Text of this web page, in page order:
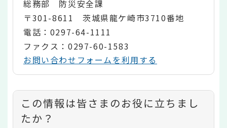
総務部 防災安全課
〒301-8611 茨城県龍ケ崎市3710番地
電話：0297-64-1111
ファクス：0297-60-1583
お問い合わせフォームを利用する
コ
ン
この情報は皆さまのお役に立ちまし
たか？